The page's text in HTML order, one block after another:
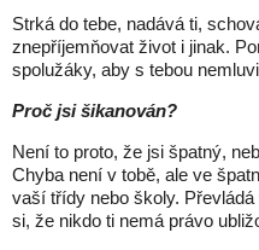
Strká do tebe, nadává ti,
znepříjemňovat život i jinak.
spolužáky, aby s tebou
Proč jsi šikanován?
Není to proto, že jsi špatný,
Chyba není v tobě, ale ve
vaší třídy nebo školy.
si, že nikdo ti nemá právo